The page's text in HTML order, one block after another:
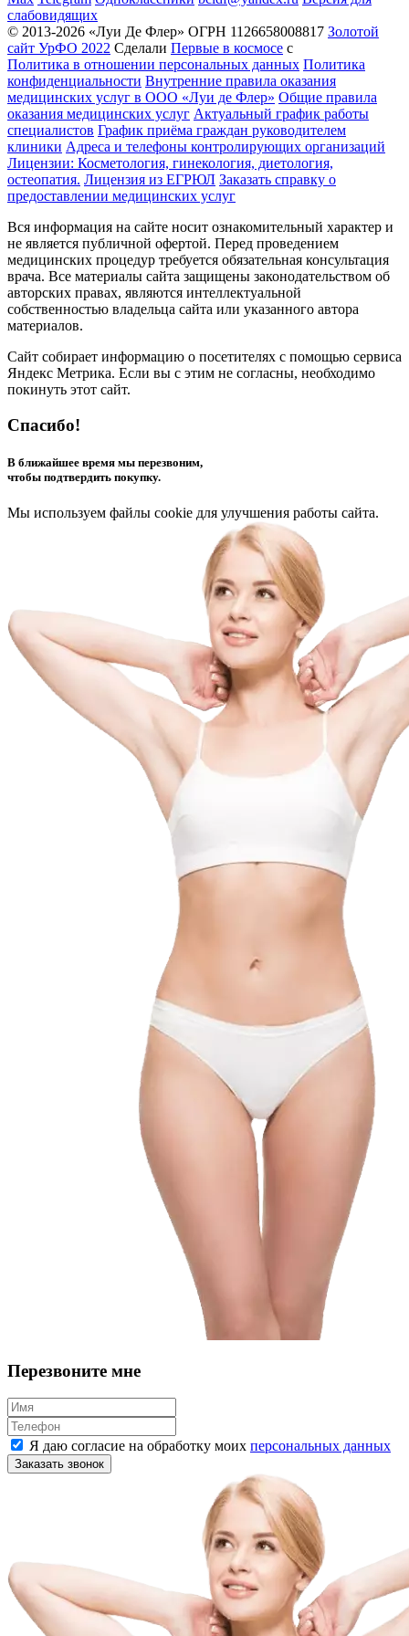
слабовидящих
© 2013-2026 «Луи Де Флер» ОГРН 1126658008817 Золотой
сайт УрФО 2022 Сделали Первые в космосе с
Политика в отношении персональных данных Политика
конфиденциальности Внутренние правила оказания
медицинских услуг в ООО «Луи де Флер» Общие правила
оказания медицинских услуг Актуальный график работы
специалистов График приёма граждан руководителем
клиники Адреса и телефоны контролирующих организаций
Лицензии: Косметология, гинекология, диетология,
остеопатия. Лицензия из ЕГРЮЛ Заказать справку о
предоставлении медицинских услуг
Вся информация на сайте носит ознакомительный характер и
не является публичной офертой. Перед проведением
медицинских процедур требуется обязательная консультация
врача. Все материалы сайта защищены законодательством об
авторских правах, являются интеллектуальной
собственностью владельца сайта или указанного автора
материалов.
Сайт собирает информацию о посетителях с помощью сервиса
Яндекс Метрика. Если вы с этим не согласны, необходимо
покинуть этот сайт.
Спасибо!
В ближайшее время мы перезвоним,
чтобы подтвердить покупку.
Мы используем файлы cookie для улучшения работы сайта.
Перезвоните мне
Я даю согласие на обработку моих персональных данных
Заказать звонок